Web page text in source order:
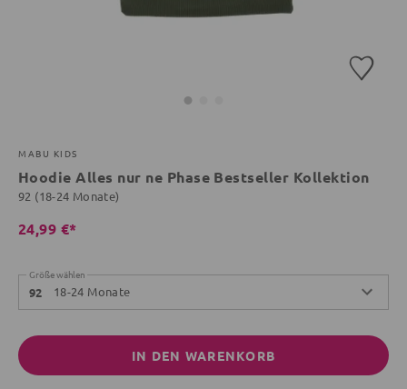
MABU KIDS
Hoodie Alles nur ne Phase Bestseller Kollektion
92 (18-24 Monate)
24,99 €*
Größe wählen
92 18-24 Monate
IN DEN WARENKORB